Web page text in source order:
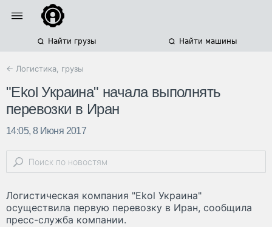
Найти грузы Найти машины
← Логистика, грузы
"Ekol Украина" начала выполнять
перевозки в Иран
14:05, 8 Июня 2017
Логистическая компания "Ekol Украина"
осуществила первую перевозку в Иран, сообщила
пресс-служба компании.